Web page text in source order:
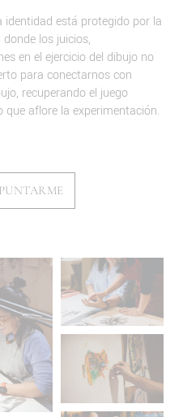
identidad está protegido por la
los juicios,
en el ejercicio del dibujo no
para conectarnos con
recuperando el juego
aflore la experimentación.